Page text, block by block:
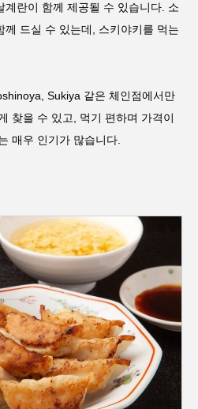
계란이 함께 제공될 수 있습니다. 소
께 드실 수 있는데, 스키야키를 먹는
Sukiya 같은 체인점에서만
찾을 수 있고, 먹기 편하며 가격이
매우 인기가 많습니다.